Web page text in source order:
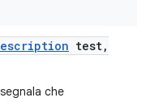
test,
che